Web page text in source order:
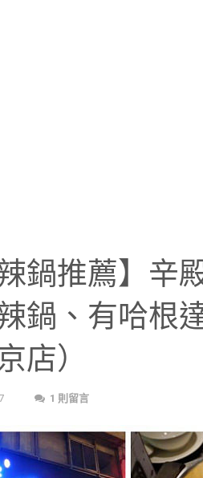
辣鍋推薦】辛
鍋、有哈根
店）
1 則留言